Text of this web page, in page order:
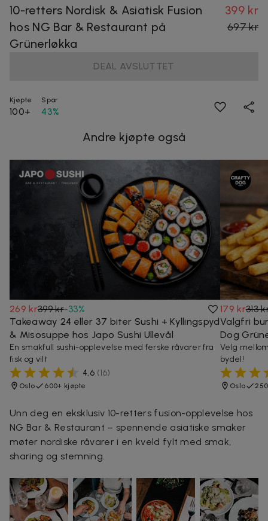
10-retters Nordisk & Asiatisk Fusion
hos NG Bar & Restaurant på
Grünerløkka
399 kr
697 kr
DEAL AVSLUTTET
Kjøpte
100+
Spar
43%
Andre kjøpte også
269 kr399 kr-33%
Takeaway 24 eller 37 biter Sushi + Kyllingspyd
& Misosuppe hos Japo Sushi Ullevål
En smakfull sushi-opplevelse med ferske råvarer fra
fisk og vilt
4,6 (16)
Oslo 600+ kjøpte
179 kr313
Valgfri
Dog
Velg
bydel!
Oslo
Unn deg en eksklusiv 10-retters fusion-opplevelse hos
NG Bar & Restaurant – spennende asiatiske smaker
møter nordiske råvarer i en kveld fylt med smak,
sharing og stemning.